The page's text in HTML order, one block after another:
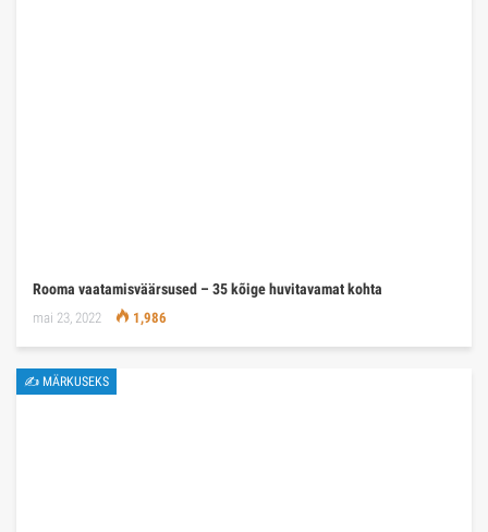
Rooma vaatamisväärsused – 35 kõige huvitavamat kohta
mai 23, 2022 1,986
✍ MÄRKUSEKS